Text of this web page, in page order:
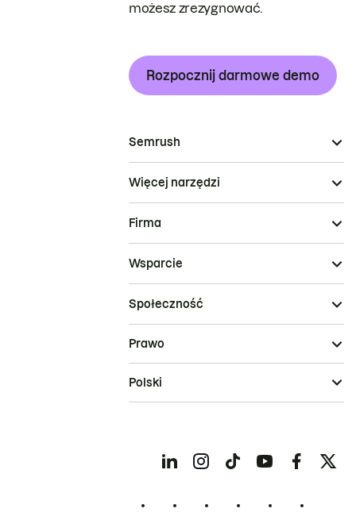
możesz zrezygnować.
Rozpocznij darmowe demo
Semrush
Więcej narzędzi
Firma
Wsparcie
Społeczność
Prawo
Polski